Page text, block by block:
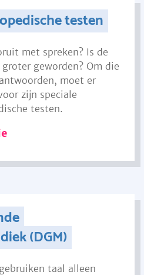
testen
met spreken? Is de
geworden? Om die
moet er
zijn speciale
testen.
(DGM)
taal alleen